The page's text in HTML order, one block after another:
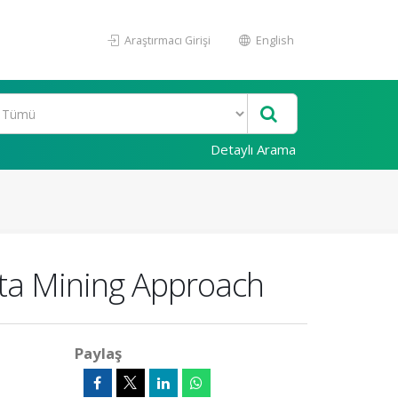
Araştırmacı Girişi English
Detaylı Arama
Mining Approach
Paylaş